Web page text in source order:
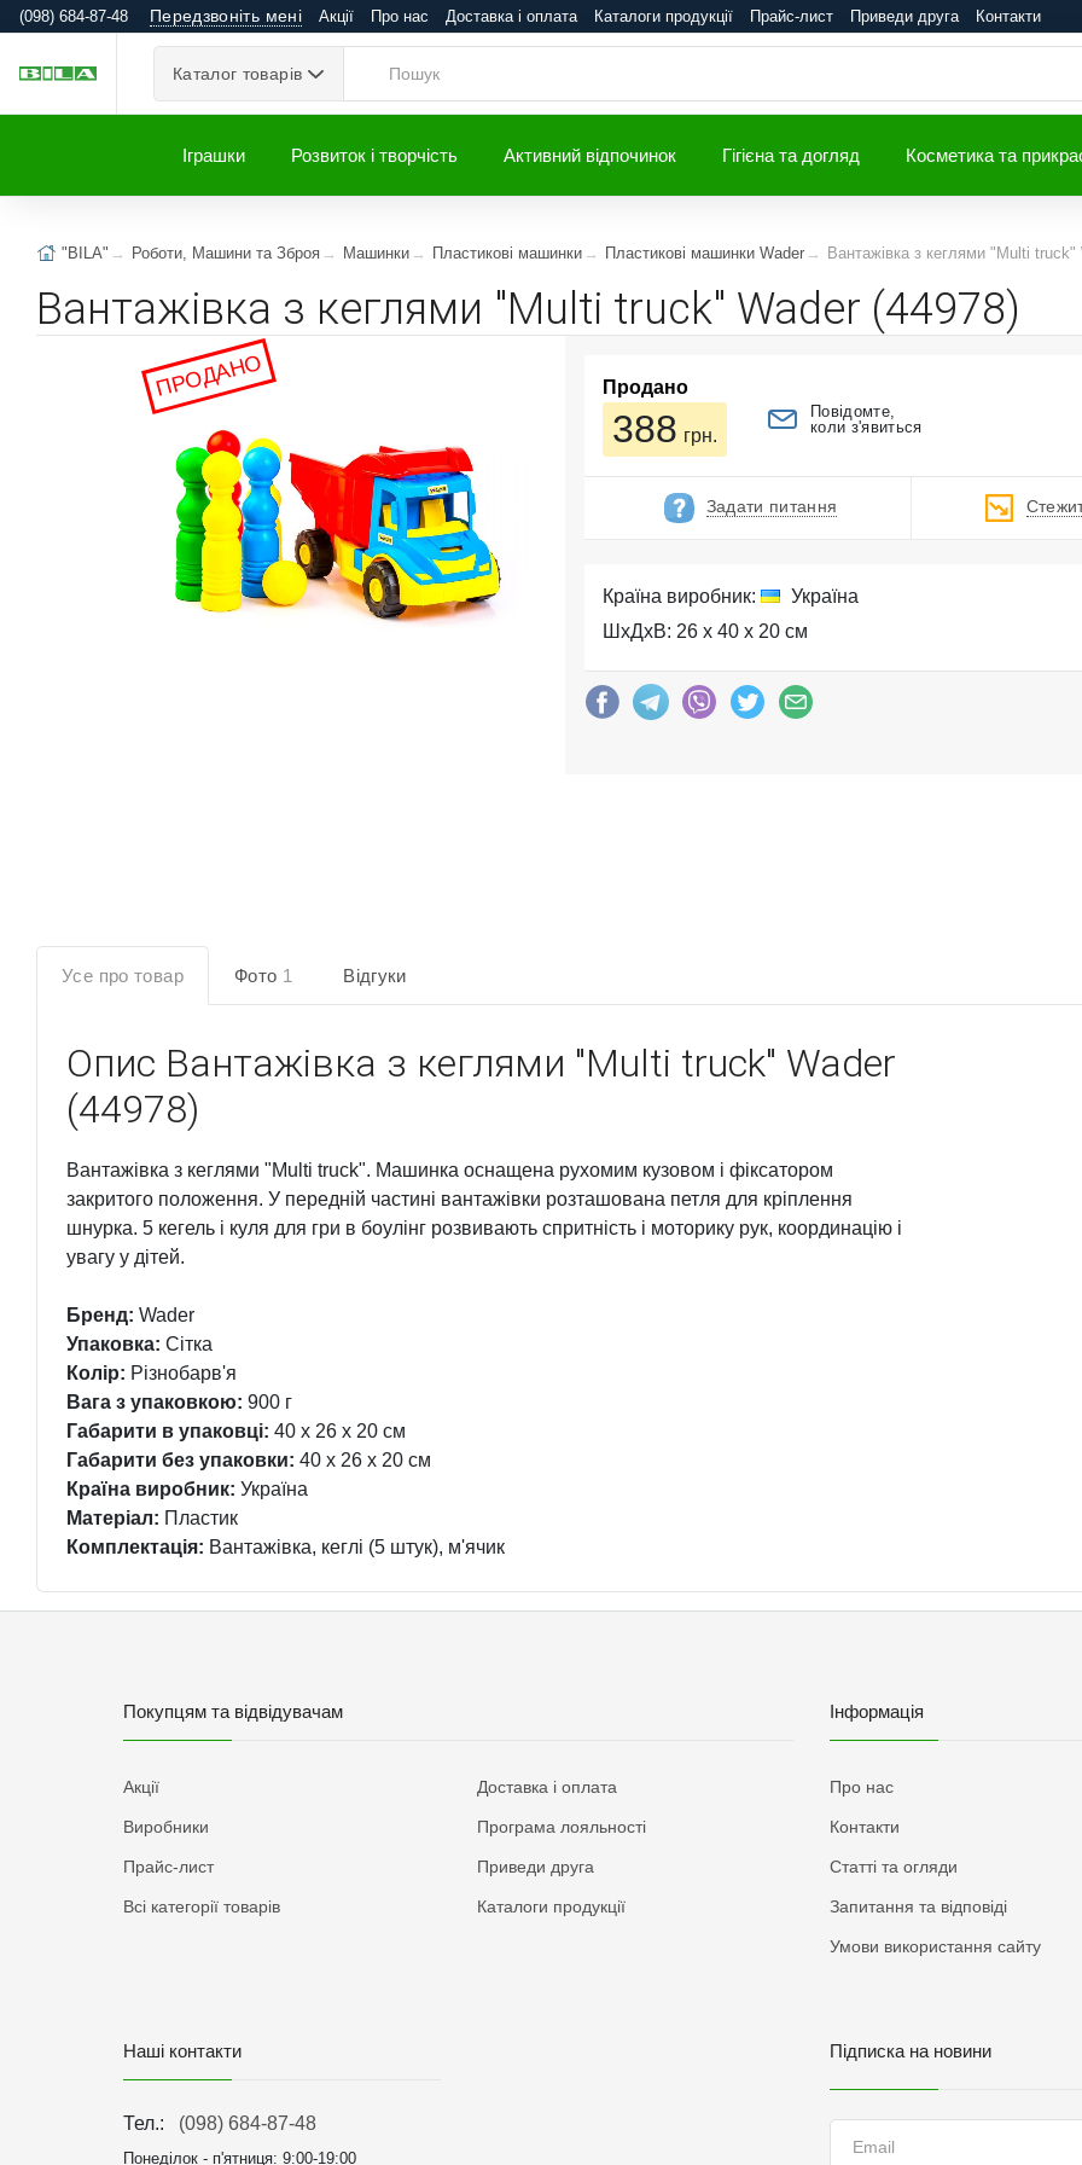
(098) 684-87-48 Передзвоніть мені Акції Про нас Доставка і оплата Каталоги продукції Прайс-лист Приведи друга Контакти
Каталог товарів
Іграшки Розвиток і творчість Активний відпочинок Гігієна та догляд Косметика та
"BILA" Роботи, Машини та Зброя Машинки Пластикові машинки Пластикові машинки Wader Вантажівка з кеглями "Multi truck"
Вантажівка з кеглями "Multi truck" Wader (44978)
ПРОДАНО Продано
388 грн.
Повідомте,
коли з'явиться
Задати питання
Країна виробник:
Україна
ШхДхВ: 26 x 40 x 20 см
Усе про товар Фото 1 Відгуки
Опис Вантажівка з кеглями "Multi truck" Wader
(44978)
Вантажівка з кеглями "Multi truck". Машинка оснащена рухомим кузовом і фіксатором
закритого положення. У передній частині вантажівки розташована петля для кріплення
шнурка. 5 кегель і куля для гри в боулінг розвивають спритність і моторику рук, координацію і
увагу у дітей.
Бренд: Wader
Упаковка: Сітка
Колір: Різнобарв'я
Вага з упаковкою: 900 г
Габарити в упаковці: 40 x 26 x 20 см
Габарити без упаковки: 40 x 26 x 20 см
Країна виробник: Україна
Матеріал: Пластик
Комплектація: Вантажівка, кеглі (5 штук), м'ячик
Покупцям та відвідувачам
Акції
Виробники
Прайс-лист
Всі категорії товарів
Доставка і оплата
Програма лояльності
Приведи друга
Каталоги продукції
Інформація
Про нас
Контакти
Статті та огляди
Запитання та відповіді
Умови використання сайту
Наші контакти
Тел.: (098) 684-87-48
Понеділок - п'ятниця: 9:00-19:00
Підписка на новини